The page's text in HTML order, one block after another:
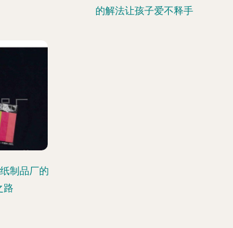
的解法让孩子爱不释手
制品厂的
路